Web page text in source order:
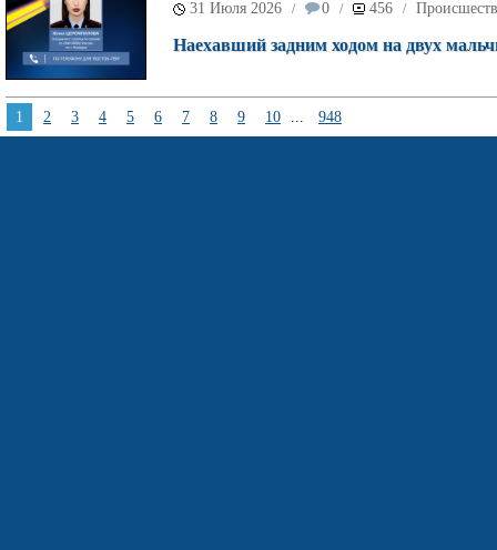
31 Июля 2026 / 0 / 456 /
Наехавший задним ходом на двух
1 2 3 4 5 6 7 8 9 10 ... 948